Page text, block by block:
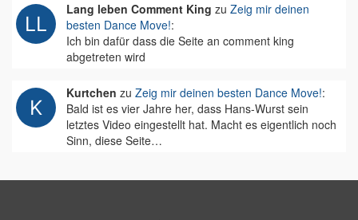
Lang leben Comment King zu Zeig mir deinen
besten Dance Move!:
Ich bin dafür dass die Seite an comment king
abgetreten wird
Kurtchen zu Zeig mir deinen besten Dance Move!:
Bald ist es vier Jahre her, dass Hans-Wurst sein
letztes Video eingestellt hat. Macht es eigentlich noch
Sinn, diese Seite…